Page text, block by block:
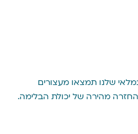
שלנו תמצאו מעצורים
מהירה של יכולת הבלימה.